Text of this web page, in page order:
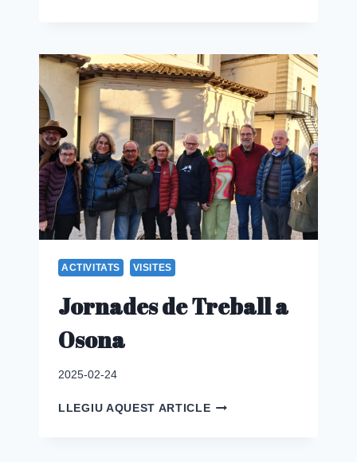
ACTIVITATS VISITES
Jornades de Treball a
Osona
2025-02-24
LLEGIU AQUEST ARTICLEJORNADES